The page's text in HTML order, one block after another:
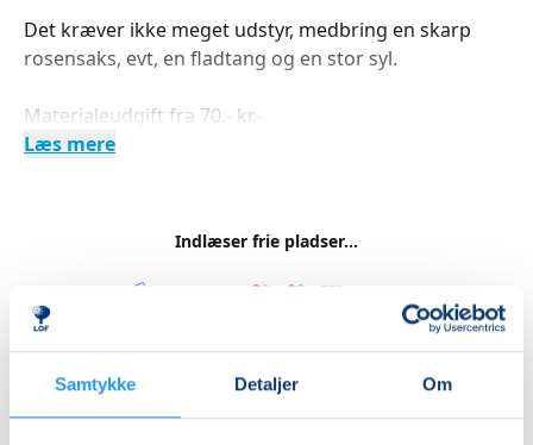
Samtykke Detaljer Om
Det kræver ikke meget udstyr, medbring en skarp
rosensaks, evt, en fladtang og en stor syl.
Materialeudgift fra 70,- kr,-
Læs mere
Indlæser frie pladser...
Priser